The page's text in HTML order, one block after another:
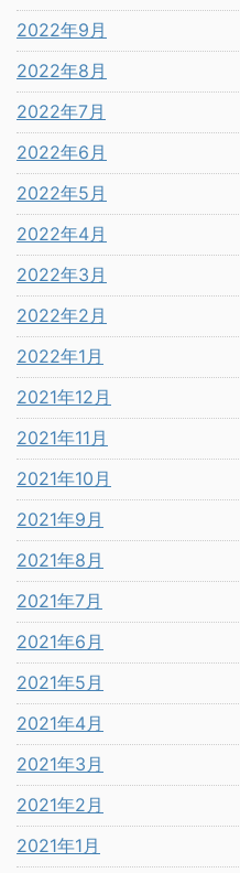
2022年9月
2022年8月
2022年7月
2022年6月
2022年5月
2022年4月
2022年3月
2022年2月
2022年1月
2021年12月
2021年11月
2021年10月
2021年9月
2021年8月
2021年7月
2021年6月
2021年5月
2021年4月
2021年3月
2021年2月
2021年1月